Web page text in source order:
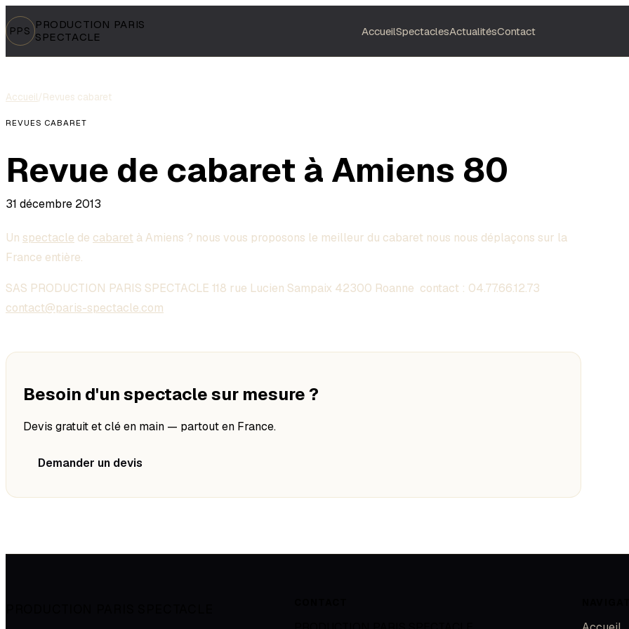
PPS PRODUCTION PARIS
SPECTACLE
AccueilSpectaclesActualitésContact
Accueil/Revues cabaret
REVUES CABARET
Revue de cabaret à Amiens 80
31 décembre 2013
Un spectacle de cabaret à Amiens ? nous vous proposons le meilleur du cabaret nous nous déplaçons sur la
France entière.
SAS PRODUCTION PARIS SPECTACLE 118 rue Lucien Sampaix 42300 Roanne contact : 04.77.66.12.73
contact@paris-spectacle.com
Besoin d'un spectacle sur mesure ?
Devis gratuit et clé en main — partout en France.
Demander un devis